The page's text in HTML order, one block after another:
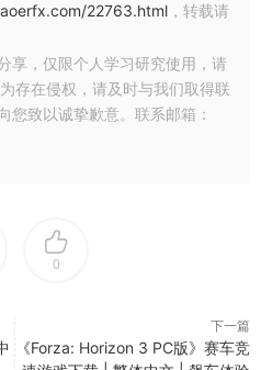
22763.html ，转载请
享，仅限个人学习研究使用，请
存在侵权，请及时与我们取得联
您致以诚挚歉意。联系邮箱：
0
下一篇
《Forza: Horizon 3 PC版》赛车竞